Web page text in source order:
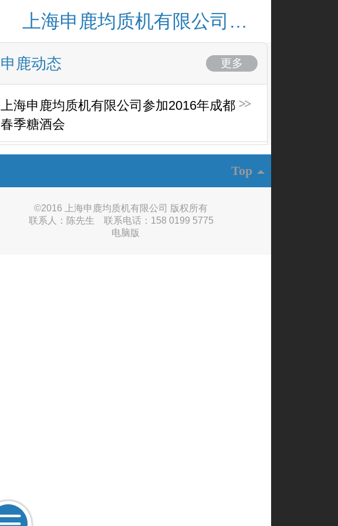
上海申鹿均质机有限公司网站
申鹿动态 更多
上海申鹿均质机有限公司参加2016年成都
春季糖酒会
Top
©2016 上海申鹿均质机有限公司 版权所有
联系人：陈先生 联系电话：158 0199 5775
电脑版